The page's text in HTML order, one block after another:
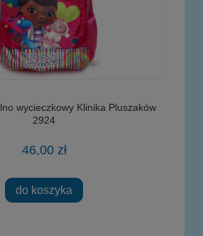
wycieczkowy Klinika Pluszaków
2924
46,00 zł
do koszyka